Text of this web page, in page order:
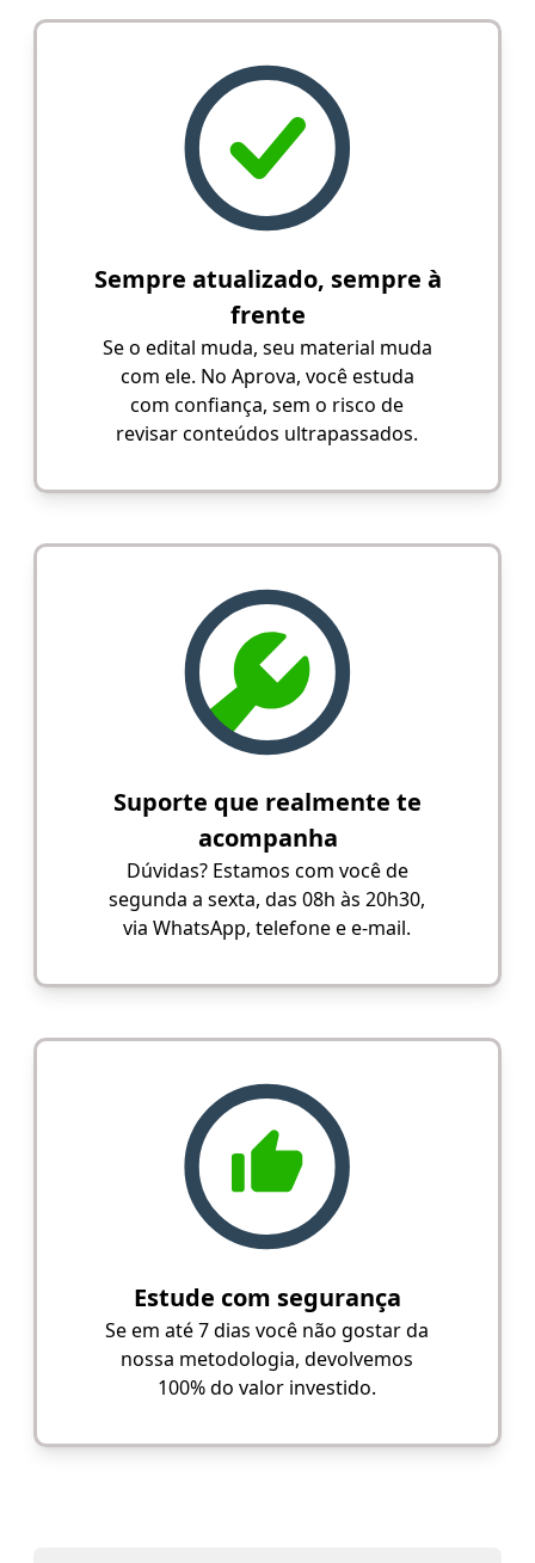
Sempre atualizado, sempre à
frente
Se o edital muda, seu material muda
com ele. No Aprova, você estuda
com confiança, sem o risco de
revisar conteúdos ultrapassados.
Suporte que realmente te
acompanha
Dúvidas? Estamos com você de
segunda a sexta, das 08h às 20h30,
via WhatsApp, telefone e e-mail.
Estude com segurança
Se em até 7 dias você não gostar da
nossa metodologia, devolvemos
100% do valor investido.